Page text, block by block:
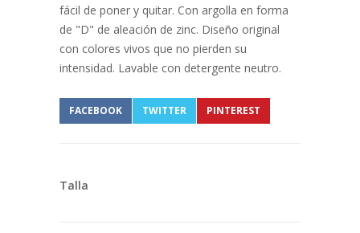
fácil de poner y quitar. Con argolla en forma
de "D" de aleación de zinc. Diseño original
con colores vivos que no pierden su
intensidad. Lavable con detergente neutro.
FACEBOOK TWITTER PINTEREST
Talla